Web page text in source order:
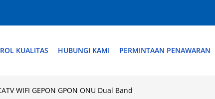
KUALITAS HUBUNGI KAMI PERMINTAAN PENAWARAN
WIFI GEPON GPON ONU Dual Band